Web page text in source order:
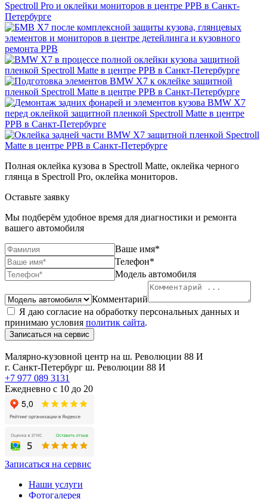
Полная оклейка кузова в Spectroll Matte, оклейка черного
глянца в Spectroll Pro, оклейка мониторов.
Оставьте заявку
Мы подберём удобное время для диагностики и ремонта
вашего автомобиля
Ваше имя*
Телефон*
Модель автомобиля
Комментарий
Я даю согласие на обработку персональных данных и
принимаю условия политик сайта.
Записаться на сервис
Малярно-кузовной центр на ш. Революции 88 И
г. Санкт-Петербург ш. Революции 88 И
+7 977 089 3131
Ежедневно с 10 до 20
Записаться на сервис
Наши услуги
Фотогалерея